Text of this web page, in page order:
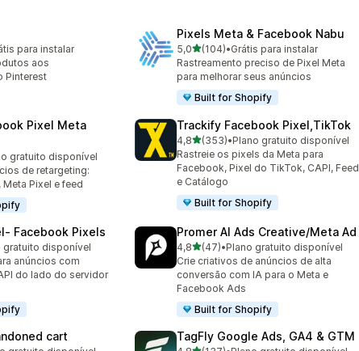
ao todo
para instalar
aos
Pinterest
Pixels Meta & Facebook Nabu
5,0de 5 estrelas
(104)
104 avaliações ao todo
•Grátis para instalar
Rastreamento preciso de Pixel Meta
para melhorar seus anúncios
Built for Shopify
Pixel Meta
todo
gratuito disponível
de retargeting:
Pixel e feed
Trackify Facebook Pixel,TikTok
4,8de 5 estrelas
(353)
353 avaliações ao todo
•Plano gratuito disponível
Rastreie os pixels da Meta para
Facebook, Pixel do TikTok, CAPI, Feed
e Catálogo
Built for Shopify
Facebook Pixels
todo
gratuito disponível
anúncios com
do lado do servidor
Promer AI Ads Creative/Meta Ad
4,8de 5 estrelas
(47)
47 avaliações ao todo
•Plano gratuito disponível
Crie criativos de anúncios de alta
conversão com IA para o Meta e
Facebook Ads
Built for Shopify
cart TagFly Google Ads, GA4 & GTM